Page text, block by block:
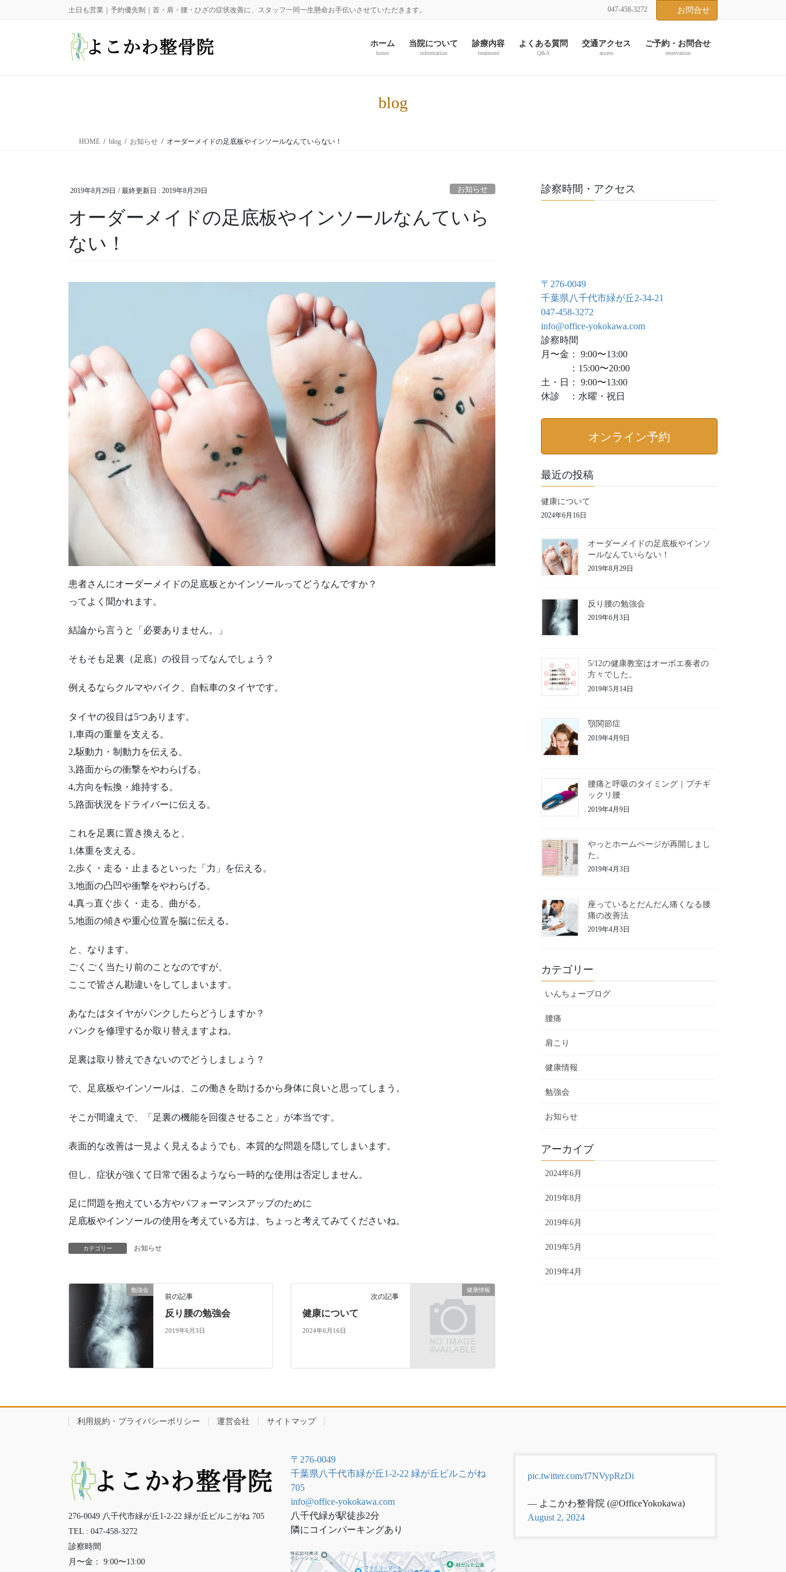
土日も営業｜予約優先制｜首・肩・腰・ひざの症状改善に、スタッフ一同一生懸命お手伝いさせていただきます。 047-458-3272 お問合せ
ホーム
home
当院について
information
診療内容
treatment
よくある質問
Q&A
交通アクセス
access
ご予約・お問合せ
reservation
blog
HOME blog お知らせ オーダーメイドの足底板やインソールなんていらない！
2019年8月29日 / 最終更新日 : 2019年8月29日 お知らせ
オーダーメイドの足底板やインソールなんていら
ない！
患者さんにオーダーメイドの足底板とかインソールってどうなんですか？
ってよく聞かれます。
結論から言うと「必要ありません。」
そもそも足裏（足底）の役目ってなんでしょう？
例えるならクルマやバイク、自転車のタイヤです。
タイヤの役目は5つあります。
1,車両の重量を支える。
2,駆動力・制動力を伝える。
3,路面からの衝撃をやわらげる。
4,方向を転換・維持する。
5,路面状況をドライバーに伝える。
これを足裏に置き換えると、
1,体重を支える。
2,歩く・走る・止まるといった「力」を伝える。
3,地面の凸凹や衝撃をやわらげる。
4,真っ直ぐ歩く・走る、曲がる。
5,地面の傾きや重心位置を脳に伝える。
と、なります。
ごくごく当たり前のことなのですが、
ここで皆さん勘違いをしてしまいます。
あなたはタイヤがパンクしたらどうしますか？
パンクを修理するか取り替えますよね。
足裏は取り替えできないのでどうしましょう？
で、足底板やインソールは、この働きを助けるから身体に良いと思ってしまう。
そこが間違えで、「足裏の機能を回復させること」が本当です。
表面的な改善は一見よく見えるようでも、本質的な問題を隠してしまいます。
但し、症状が強くて日常で困るようなら一時的な使用は否定しません。
足に問題を抱えている方やパフォーマンスアップのために
足底板やインソールの使用を考えている方は、ちょっと考えてみてくださいね。
カテゴリー お知らせ
勉強会
前の記事
反り腰の勉強会
2019年6月3日
健康情報
次の記事
健康について
2024年6月16日
診察時間・アクセス
〒276-0049
千葉県八千代市緑が丘2-34-21
047-458-3272
info@office-yokokawa.com
診察時間
月〜金： 9:00〜13:00
：15:00〜20:00
土・日： 9:00〜13:00
休診 ：水曜・祝日
オンライン予約
最近の投稿
健康について
2024年6月16日
オーダーメイドの足底板やインソ
ールなんていらない！
2019年8月29日
反り腰の勉強会
2019年6月3日
5/12の健康教室はオーボエ奏者の
方々でした。
2019年5月14日
顎関節症
2019年4月9日
腰痛と呼吸のタイミング｜プチギ
ックリ腰
2019年4月9日
やっとホームページが再開しまし
た。
2019年4月3日
座っているとだんだん痛くなる腰
痛の改善法
2019年4月3日
カテゴリー
いんちょーブログ
腰痛
肩こり
健康情報
勉強会
お知らせ
アーカイブ
2024年6月
2019年8月
2019年6月
2019年5月
2019年4月
利用規約・プライバシーポリシー 運営会社 サイトマップ
276-0049 八千代市緑が丘1-2-22 緑が丘ビルこがね 705
TEL : 047-458-3272
診察時間
月〜金： 9:00〜13:00
〒276-0049
千葉県八千代市緑が丘1-2-22 緑が丘ビルこがね
705
info@office-yokokawa.com
八千代緑が駅徒歩2分
隣にコインパーキングあり
pic.twitter.com/f7NVypRzDi
— よこかわ整骨院 (@OfficeYokokawa)
August 2, 2024